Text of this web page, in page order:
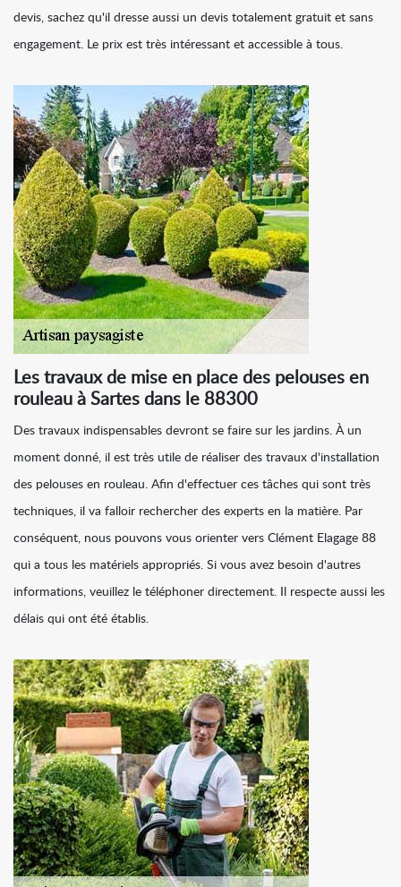
devis, sachez qu'il dresse aussi un devis totalement gratuit et sans
engagement. Le prix est très intéressant et accessible à tous.
Les travaux de mise en place des pelouses en
rouleau à Sartes dans le 88300
Des travaux indispensables devront se faire sur les jardins. À un
moment donné, il est très utile de réaliser des travaux d'installation
des pelouses en rouleau. Afin d'effectuer ces tâches qui sont très
techniques, il va falloir rechercher des experts en la matière. Par
conséquent, nous pouvons vous orienter vers Clément Elagage 88
qui a tous les matériels appropriés. Si vous avez besoin d'autres
informations, veuillez le téléphoner directement. Il respecte aussi les
délais qui ont été établis.